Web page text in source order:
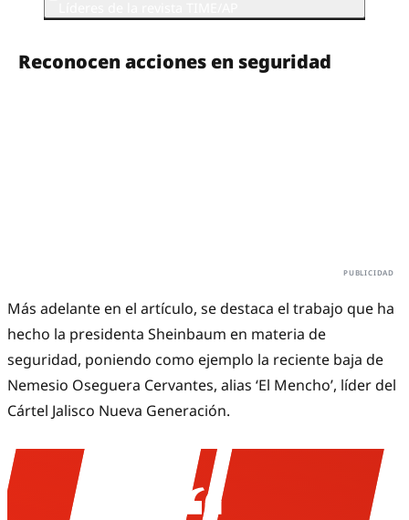
Reconocen acciones en seguridad
Más adelante en el artículo, se destaca el trabajo que ha
hecho la presidenta Sheinbaum en materia de
seguridad, poniendo como ejemplo la reciente baja de
Nemesio Oseguera Cervantes, alias ‘El Mencho’, líder del
Cártel Jalisco Nueva Generación.